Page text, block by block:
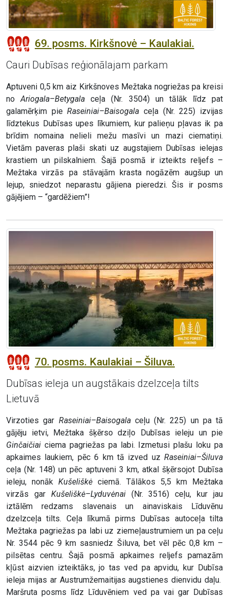
69. posms. Kirkšnovė – Kaulakiai.
Cauri Dubīsas reģionālajam parkam
Aptuveni 0,5 km aiz Kirkšnoves Mežtaka nogriežas pa kreisi
no Ariogala–Betygala ceļa (Nr. 3504) un tālāk līdz pat
galamērķim pieRaseiniai–Baisogala ceļa (Nr. 225) izvijas
līdztekus Dubīsas upes līkumiem, kur palieņu pļavas ik pa
brīdim nomaina nelieli mežu masīvi un mazi ciematiņi.
Vietām paveras plaši skati uz augstajiem Dubīsas ielejas
krastiem un pilskalniem. Šajā posmā ir izteikts reljefs –
Mežtaka virzās pa stāvajām krasta nogāzēm augšup un
lejup, sniedzot neparastu gājiena pieredzi. Šis ir posms
gājējiem – “gardēžiem”!
70. posms. Kaulakiai – Šiluva.
Dubīsas ieleja un augstākais dzelzceļa tilts
Lietuvā
Virzoties gar Raseiniai–Baisogalaceļu (Nr. 225) un pa tā
gājēju ietvi, Mežtaka šķērso dziļo Dubīsas ieleju un pie
Ginčaičiai ciema pagriežas pa labi. Izmetusi plašu loku pa
apkaimes laukiem, pēc 6 km tā izved uz Raseiniai–Šiluva
ceļa (Nr. 148) un pēc aptuveni 3 km, atkal šķērsojot Dubīsa
ieleju, nonāk Kušeliškė ciemā. Tālākos 5,5 km Mežtaka
virzās gar Kušeliškė–Lyduvėnai (Nr. 3516) ceļu, kur jau
iztālēm redzams slavenais un ainaviskais Līduvēnu
dzelzceļa tilts. Ceļa līkumā pirms Dubīsas autoceļa tilta
Mežtaka pagriežas pa labi uz ziemeļaustrumiem un pa ceļu
Nr. 3544 pēc 9 km sasniedz Šiluva, bet vēl pēc 0,8 km –
pilsētas centru. Šajā posmā apkaimes reljefs pamazām
kļūst aizvien izteiktāks, jo tas ved pa apvidu, kur Dubīsa
ieleja mijas ar Austrumžemaitijas augstienes dienvidu daļu.
Maršruta posms līdz Līduvēniem ved pa vai gar Dubīsas